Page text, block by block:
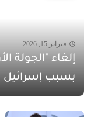
فبراير 15, 2026
بسبب إسرائيل